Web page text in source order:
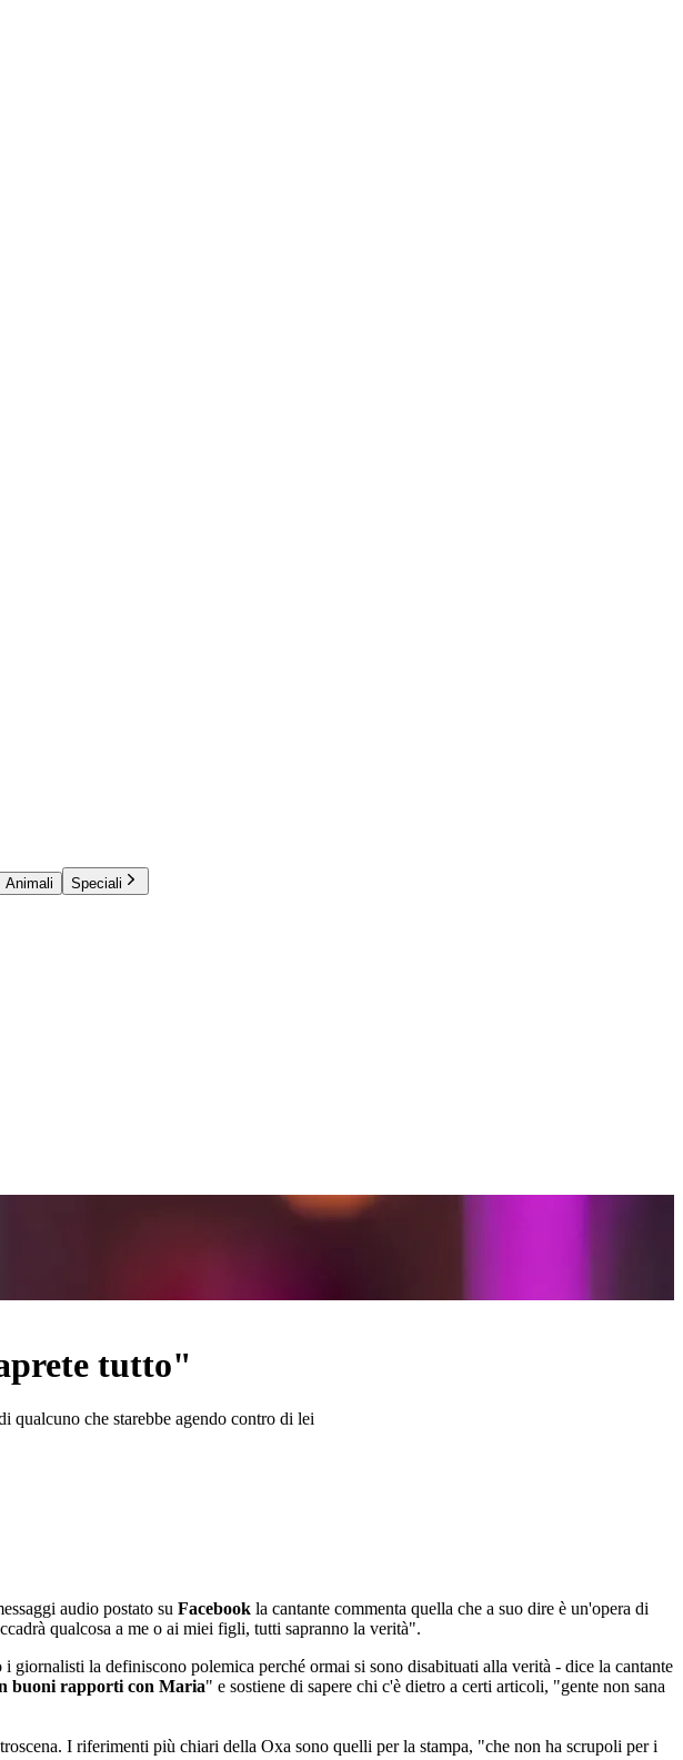
Animali
Speciali
tutto"
qualcuno che starebbe agendo contro di lei
audio postato su Facebook la cantante commenta quella che a suo dire è un'opera di
qualcosa a me o ai miei figli, tutti sapranno la verità".
la definiscono polemica perché ormai si sono disabituati alla verità - dice la cantante
buoni rapporti con Maria" e sostiene di sapere chi c'è dietro a certi articoli, "gente non sana
I riferimenti più chiari della Oxa sono quelli per la stampa, "che non ha scrupoli per i